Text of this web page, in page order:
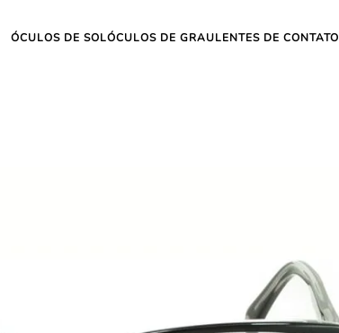
ÓCULOS DE SOLÓCULOS DE GRAULENTES DE CONTATO